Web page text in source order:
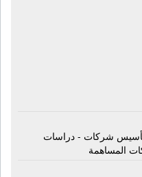
شركات - دراسات
المساهمة